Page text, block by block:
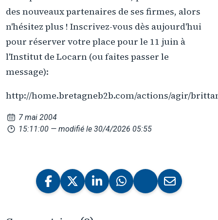
des nouveaux partenaires de ses firmes, alors
n'hésitez plus ! Inscrivez-vous dès aujourd'hui
pour réserver votre place pour le 11 juin à
l'Institut de Locarn (ou faites passer le
message):
http://home.bretagneb2b.com/actions/agir/
7 mai 2004
15:11:00 — modifié le 30/4/2026 05:55